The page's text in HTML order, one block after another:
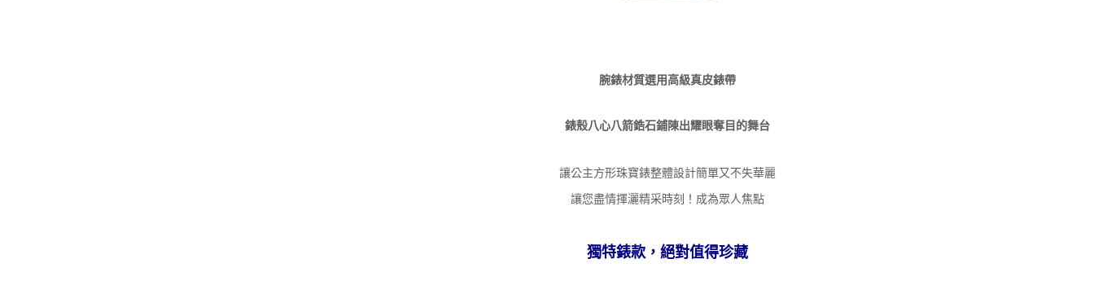
腕錶材質選用高級真皮錶帶
錶殼八心八箭鋯石鋪陳出耀眼奪目的舞台
讓公主方形珠寶錶整體設計簡單又不失華麗
讓您盡情揮灑精采時刻！成為眾人焦點
獨特錶款，絕對值得珍藏